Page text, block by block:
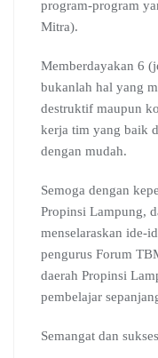
program-program
Mitra).
Memberdayakan 6
bukanlah hal yang
destruktif maupun
kerja tim yang baik
dengan mudah.
Semoga dengan
Propinsi Lampung,
menselaraskan ide-
pengurus Forum
daerah Propinsi
pembelajar
Semangat dan